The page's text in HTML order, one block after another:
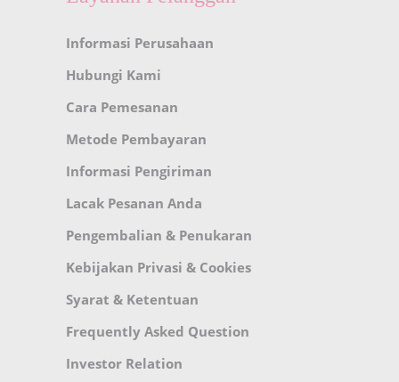
Informasi Perusahaan
Hubungi Kami
Cara Pemesanan
Metode Pembayaran
Informasi Pengiriman
Lacak Pesanan Anda
Pengembalian & Penukaran
Kebijakan Privasi & Cookies
Syarat & Ketentuan
Frequently Asked Question
Investor Relation